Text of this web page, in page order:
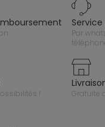
par whatsapp, e-mail ou
!